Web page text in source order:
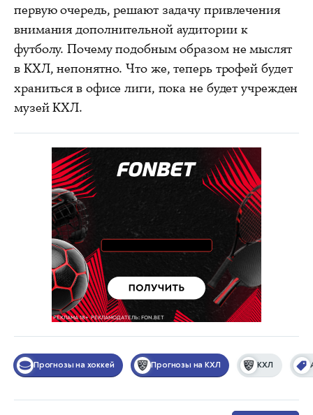
первую очередь, решают задачу привлечения
внимания дополнительной аудитории к
футболу. Почему подобным образом не мыслят
в КХЛ, непонятно. Что же, теперь трофей будет
храниться в офисе лиги, пока не будет учрежден
музей КХЛ.
Прогнозы на хоккей Прогнозы на КХЛ КХЛ